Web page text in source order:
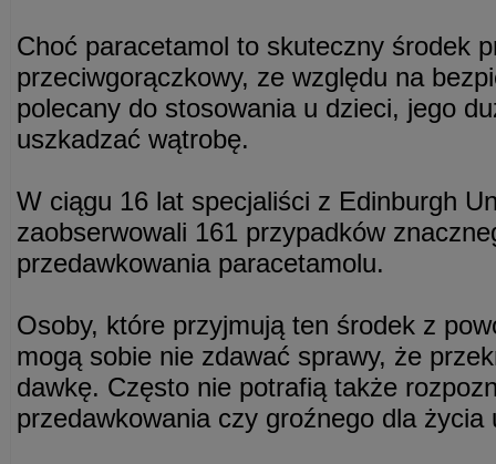
Choć paracetamol to skuteczny środek
przeciwgorączkowy, ze względu na
polecany do stosowania u dzieci, jego
uszkadzać wątrobę.
W ciągu 16 lat specjaliści z Edinburgh
zaobserwowali 161 przypadków
przedawkowania paracetamolu.
Osoby, które przyjmują ten środek z
mogą sobie nie zdawać sprawy, że
dawkę. Często nie potrafią także
przedawkowania czy groźnego dla życia